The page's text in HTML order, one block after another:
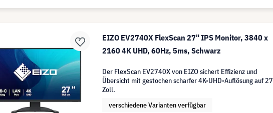
EIZO EV2740X FlexScan 27" IPS Monitor, 3840 x
2160 4K UHD, 60Hz, 5ms, Schwarz
Der FlexScan EV2740X von EIZO sichert Effizienz und
Übersicht mit gestochen scharfer 4K-UHD-Auflösung auf 27
Zoll.
verschiedene Varianten verfügbar